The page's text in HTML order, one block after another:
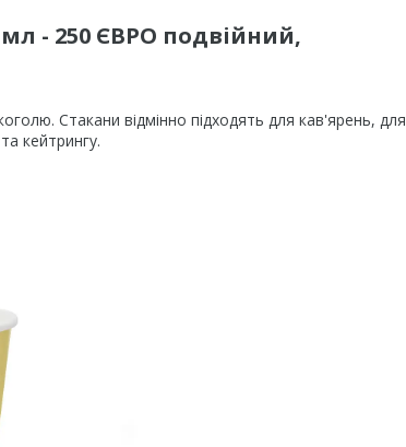
- 250 ЄВРО подвійний,
Стакани відмінно підходять для кав'ярень, для
кейтрингу.